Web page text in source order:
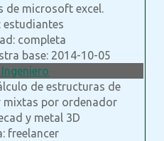
de microsoft excel.
estudiantes
completa
base: 2014-10-05
de estructuras de
mixtas por ordenador
y metal 3D
freelancer